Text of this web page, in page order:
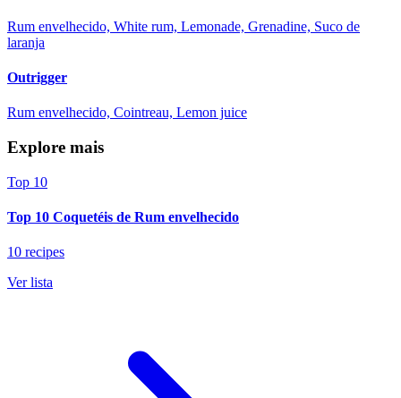
Rum envelhecido, White rum, Lemonade, Grenadine, Suco de
laranja
Outrigger
Rum envelhecido, Cointreau, Lemon juice
Explore mais
Top 10
Top 10 Coquetéis de Rum envelhecido
10 recipes
Ver lista